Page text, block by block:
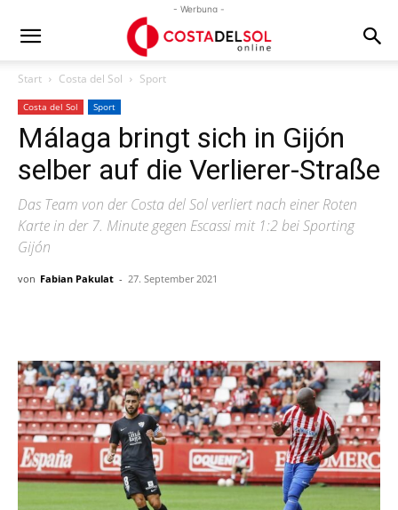
- Werbung -
Start Costa del Sol Sport
Costa del Sol Sport
Málaga bringt sich in Gijón
selber auf die Verlierer-Straße
Das Team von der Costa del Sol verliert nach einer Roten
Karte in der 7. Minute gegen Escassi mit 1:2 bei Sporting
Gijón
von Fabian Pakulat - 27. September 2021